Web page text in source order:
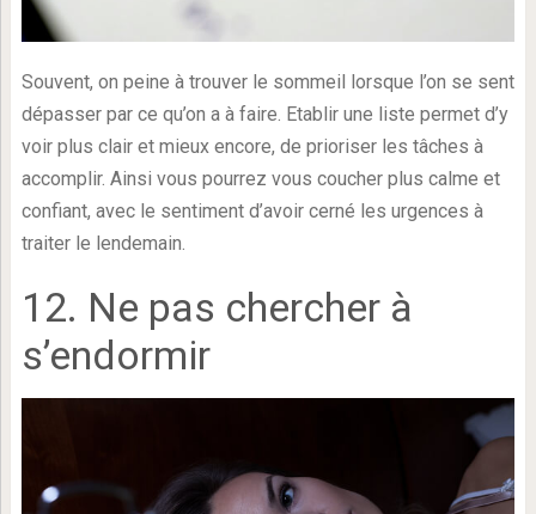
Souvent, on peine à trouver le sommeil lorsque l’on se sent
dépasser par ce qu’on a à faire. Etablir une liste permet d’y
voir plus clair et mieux encore, de prioriser les tâches à
accomplir. Ainsi vous pourrez vous coucher plus calme et
confiant, avec le sentiment d’avoir cerné les urgences à
traiter le lendemain.
12. Ne pas chercher à
s’endormir